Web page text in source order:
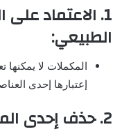
1. الاعتماد
الطبيعي:
المكملات لا يمكنها
إعتبارها إحدى
2. حذف إحدى المجموعات الغذائية: